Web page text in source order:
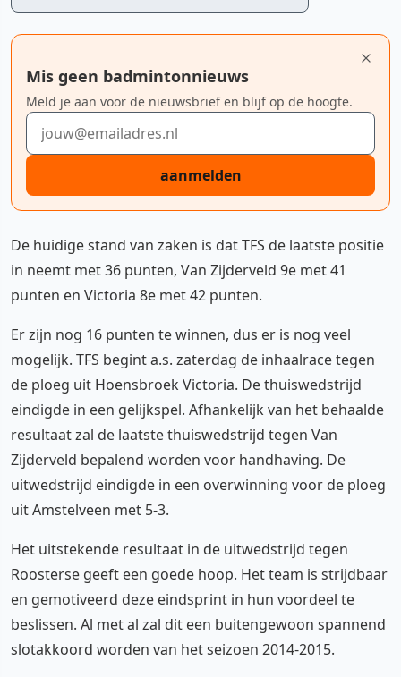
Mis geen badmintonnieuws
Meld je aan voor de nieuwsbrief en blijf op de hoogte.
E-mailadres
aanmelden
De huidige stand van zaken is dat TFS de laatste positie
in neemt met 36 punten, Van Zijderveld 9e met 41
punten en Victoria 8e met 42 punten.
Er zijn nog 16 punten te winnen, dus er is nog veel
mogelijk. TFS begint a.s. zaterdag de inhaalrace tegen
de ploeg uit Hoensbroek Victoria. De thuiswedstrijd
eindigde in een gelijkspel. Afhankelijk van het behaalde
resultaat zal de laatste thuiswedstrijd tegen Van
Zijderveld bepalend worden voor handhaving. De
uitwedstrijd eindigde in een overwinning voor de ploeg
uit Amstelveen met 5-3.
Het uitstekende resultaat in de uitwedstrijd tegen
Roosterse geeft een goede hoop. Het team is strijdbaar
en gemotiveerd deze eindsprint in hun voordeel te
beslissen. Al met al zal dit een buitengewoon spannend
slotakkoord worden van het seizoen 2014-2015.